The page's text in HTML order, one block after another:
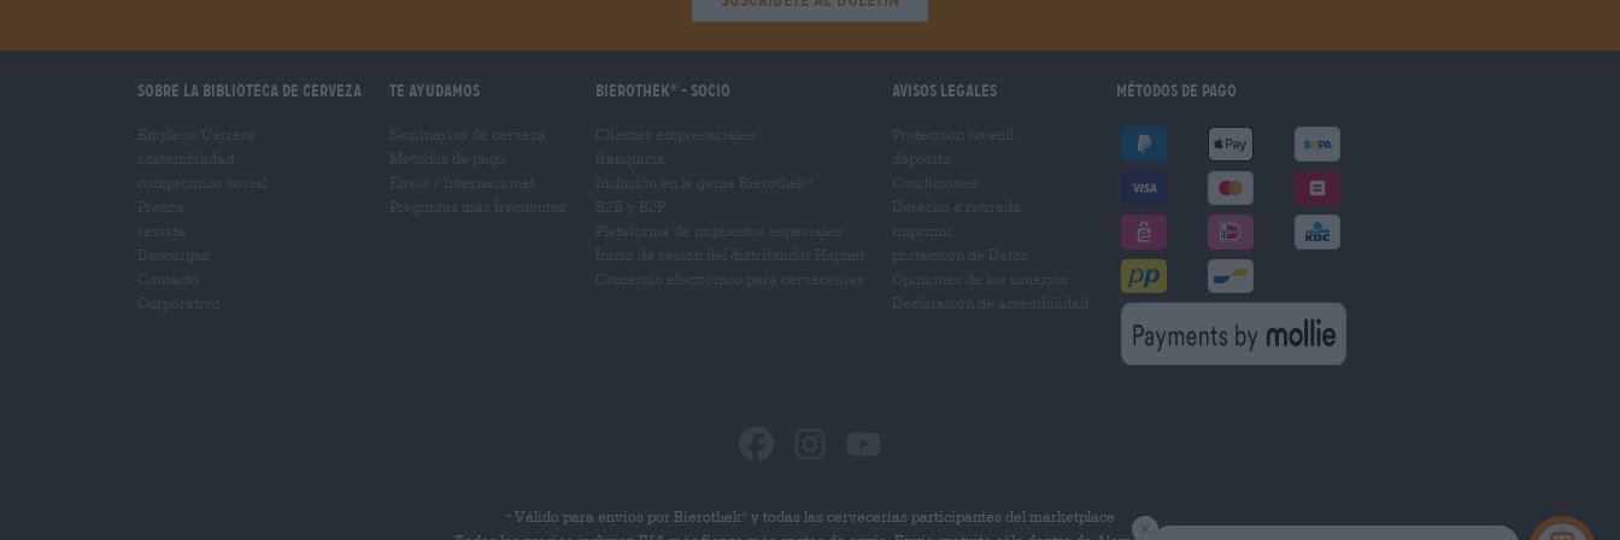
Sobre la biblioteca de cerveza Te ayudamos Bierothek - Socio Avisos legales Métodos de pago
* Válido para envíos por Bierothek
y todas las cervecerías participantes del marketplace